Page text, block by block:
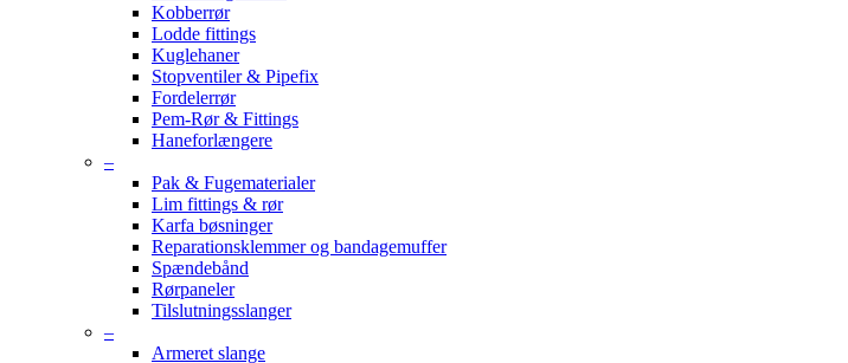
Kobberrør
Lodde fittings
Kuglehaner
Stopventiler & Pipefix
Fordelerrør
Pem-Rør & Fittings
Haneforlængere
–
Pak & Fugematerialer
Lim fittings & rør
Karfa bøsninger
Reparationsklemmer og bandagemuffer
Spændebånd
Rørpaneler
Tilslutningsslanger
–
Armeret slange